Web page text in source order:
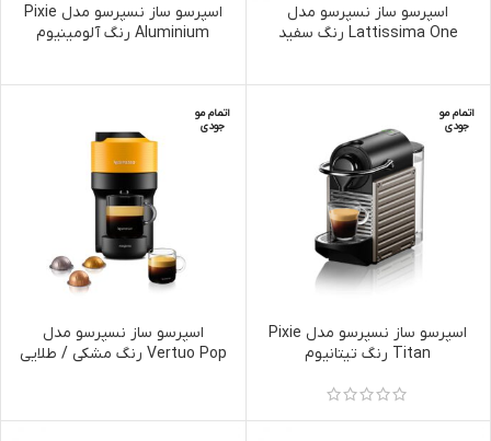
اسپرسو ساز نسپرسو مدل
Lattissima One رنگ سفید
اسپرسو ساز نسپرسو مدل Pixie
Aluminium رنگ آلومینیوم
اتمام مو
جودی
اسپرسو ساز نسپرسو مدل Pixie
Titan رنگ تیتانیوم
اتمام مو
جودی
اسپرسو ساز نسپرسو مدل
Vertuo Pop رنگ مشکی / طلایی